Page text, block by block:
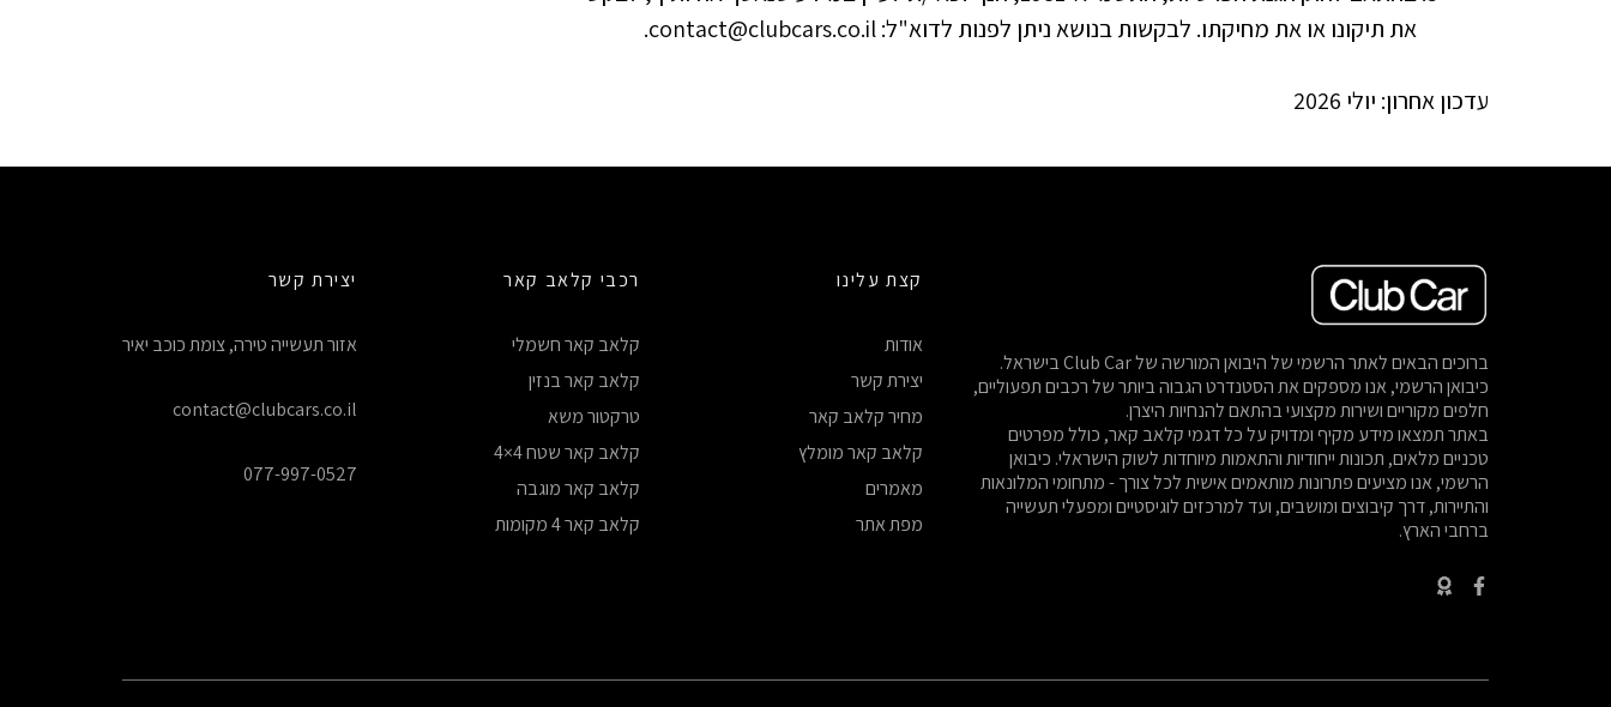
את תיקונו או את מחיקתו. לבקשות בנושא ניתן לפנות לדוא"ל:contact@clubcars.co.il
.
עדכון אחרון: יולי 2026
ברוכים הבאים לאתר הרשמי של היבואן המורשה של Club Car בישראל.
כיבואן הרשמי, אנו מספקים את הסטנדרט הגבוה ביותר של רכבים תפעוליים,
חלפים מקוריים ושירות מקצועי בהתאם להנחיות היצרן.
באתר תמצאו מידע מקיף ומדויק על כל דגמי קלאב קאר, כולל מפרטים
טכניים מלאים, תכונות ייחודיות והתאמות מיוחדות לשוק הישראלי. כיבואן
הרשמי, אנו מציעים פתרונות מותאמים אישית לכל צורך - מתחומי המלונאות
והתיירות, דרך קיבוצים ומושבים, ועד למרכזים לוגיסטיים ומפעלי תעשייה
ברחבי הארץ.
קצת עלינו
אודות
יצירת קשר
מחיר קלאב קאר
קלאב קאר מומלץ
מאמרים
מפת אתר
רכבי קלאב קאר
קלאב קאר חשמלי
קלאב קאר בנזין
טרקטור משא
קלאב קאר שטח 4×4
קלאב קאר מוגבה
קלאב קאר 4 מקומות
יצירת קשר
אזור תעשייה טירה, צומת כוכב יאיר
contact@clubcars.co.il
077-997-0527